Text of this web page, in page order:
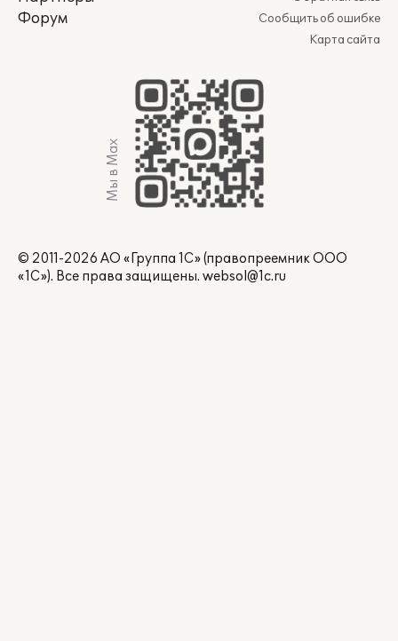
Форум
Сообщить об ошибке
Карта сайта
Мы в Max
© 2011-2026 АО «Группа 1С» (правопреемник ООО
«1С»). Все права защищены. websol@1c.ru